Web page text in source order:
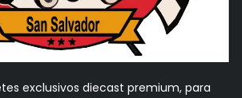
exclusivos diecast premium, para